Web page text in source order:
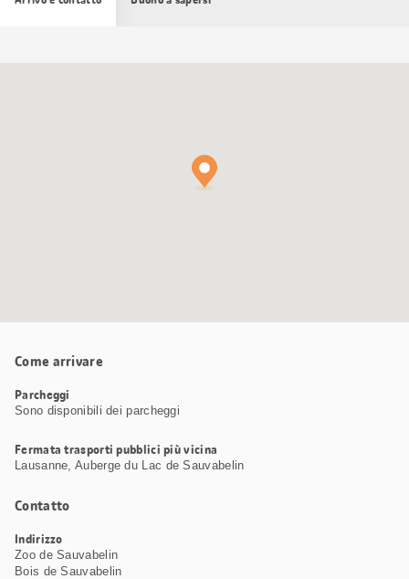
Come arrivare
Parcheggi
Sono disponibili dei parcheggi
Fermata trasporti pubblici più vicina
Lausanne, Auberge du Lac de Sauvabelin
Contatto
Indirizzo
Zoo de Sauvabelin
Bois de Sauvabelin